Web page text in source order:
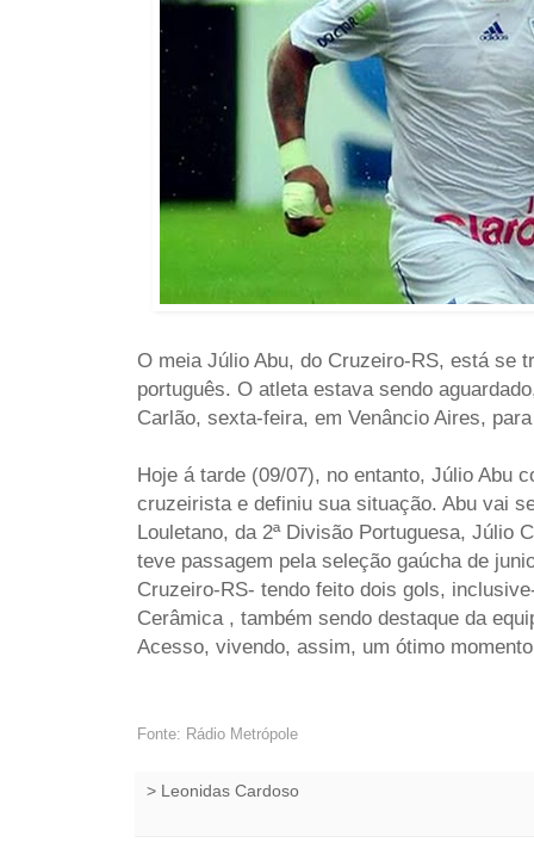
O meia Júlio Abu, do Cruzeiro-RS, está se
português. O atleta estava sendo
Carlão, sexta-feira, em Venâncio Aires,
Hoje á tarde (09/07), no entanto, Júlio Abu
cruzeirista e definiu sua situação. Abu vai
Louletano, da 2ª Divisão Portuguesa, Júlio
teve passagem pela seleção gaúcha de
Cruzeiro-RS- tendo feito dois gols,
Cerâmica , também sendo destaque da
Acesso, vivendo, assim, um ótimo
Fonte: Rádio Metrópole
> Leonidas Cardoso